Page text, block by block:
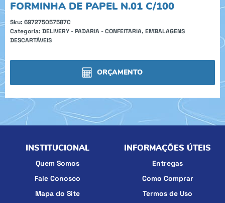
FORMINHA DE PAPEL N.01 C/100
Sku: 697275057587C
Categoria: DELIVERY - PADARIA - CONFEITARIA, EMBALAGENS
DESCARTÁVEIS
ORÇAMENTO
INSTITUCIONAL
Quem Somos
Fale Conosco
Mapa do Site
INFORMAÇÕES ÚTEIS
Entregas
Como Comprar
Termos de Uso